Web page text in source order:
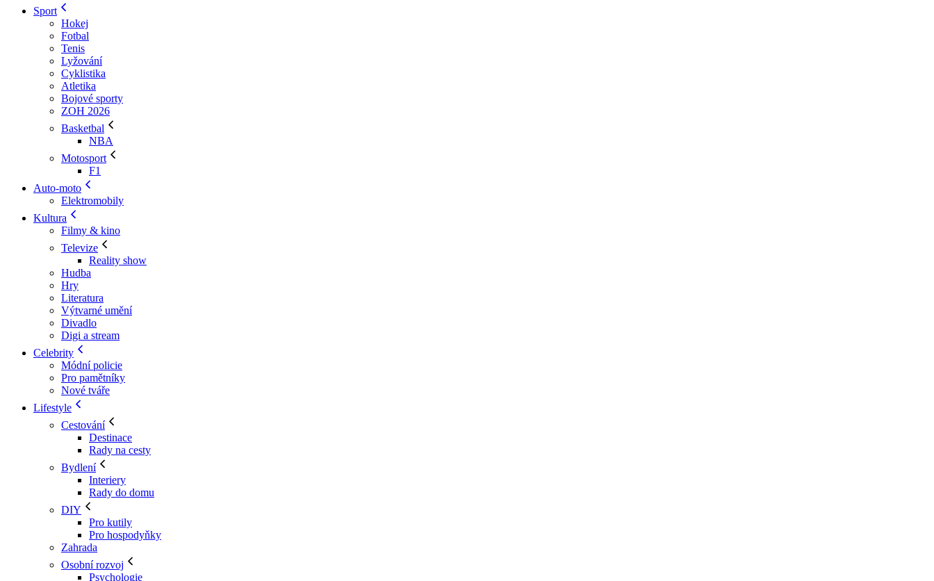
Sport
Hokej
Fotbal
Tenis
Lyžování
Cyklistika
Atletika
Bojové sporty
ZOH 2026
Basketbal
NBA
Motosport
F1
Auto-moto
Elektromobily
Kultura
Filmy & kino
Televize
Reality show
Hudba
Hry
Literatura
Výtvarné umění
Divadlo
Digi a stream
Celebrity
Módní policie
Pro pamětníky
Nové tváře
Lifestyle
Cestování
Destinace
Rady na cesty
Bydlení
Interiery
Rady do domu
DIY
Pro kutily
Pro hospodyňky
Zahrada
Osobní rozvoj
Psychologie